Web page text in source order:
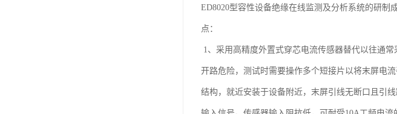
ED8020型容性设备绝缘在线监测及分析系统的研
点：
1、采用高精度外置式穿芯电流传感器替代以往通
开路危险，测试时需要操作多个短接片以将末屏电
结构，就近安装于设备附近，末屏引线无断口且引